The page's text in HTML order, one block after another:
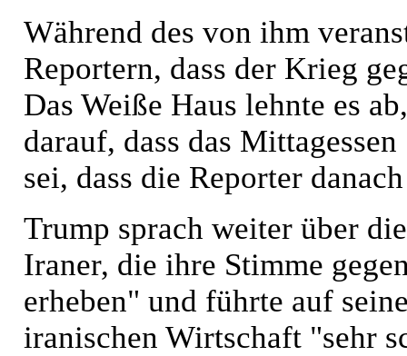
Während des von ihm
Reportern, dass der Krieg
Das Weiße Haus lehnte es
darauf, dass das
sei, dass die Reporter
Trump sprach weiter über
Iraner, die ihre Stimme
erheben" und führte auf
iranischen Wirtschaft "sehr